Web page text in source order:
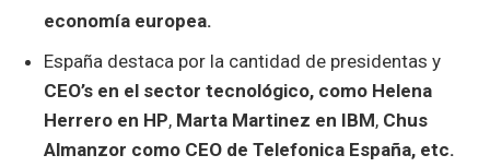
economía europea.
España destaca por la cantidad de presidentas y
CEO’s en el sector tecnológico, como Helena
Herrero en HP, Marta Martinez en IBM, Chus
Almanzor como CEO de Telefonica España, etc.